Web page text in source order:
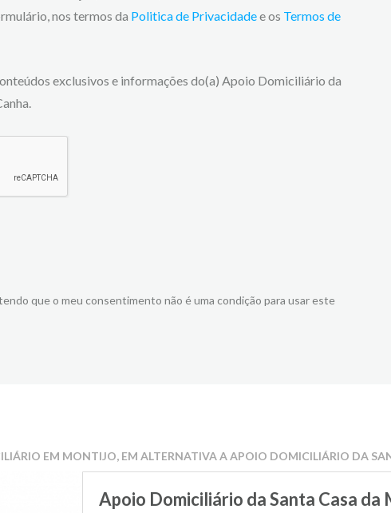
nos termos da Politica de Privacidadee os Termos de
exclusivos e informações do(a) Apoio Domiciliário da
que o meu consentimento não é uma condição para usar este
EM MONTIJO, EM ALTERNATIVA A APOIO DOMICILIÁRIO DA
Apoio Domiciliário da Santa Casa